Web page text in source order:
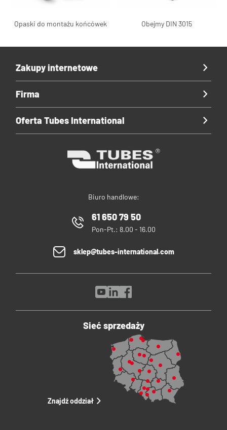
Opaski do montażu końcówek Obejmy DIN 3015
Biuro handlowe:
61 650 79 50
Pon-Pt.: 8.00 - 16.00
sklep@tubes-international.com
Zakupy internetowe
Firma
Oferta Tubes International
Sieć sprzedaży
Znajdź oddział